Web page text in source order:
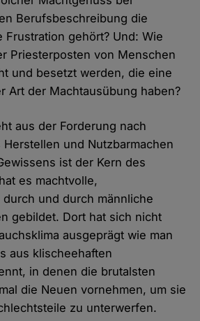
Berufsbeschreibung die
Frustration gehört? Und: Wie
Priesterposten von Menschen
und besetzt werden, die eine
Art der Machtausübung haben?
aus der Forderung nach
und Nutzbarmachen
ist der Kern des
es machtvolle,
und durch männliche
gebildet. Dort hat sich nicht
ausgeprägt wie man
aus klischeehaften
in denen die brutalsten
die Neuen vornehmen, um sie
zu unterwerfen.